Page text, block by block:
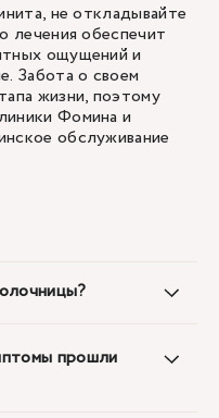
не откладывайте
лечения обеспечит
ощущений и
Забота о своем
жизни, поэтому
Фомина и
обслуживание
прошли